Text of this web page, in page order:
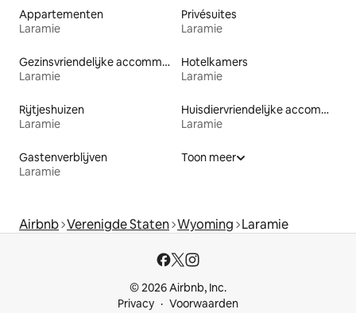
Appartementen
Laramie
Privésuites
Laramie
Gezinsvriendelijke accommodaties
Laramie
Hotelkamers
Laramie
Rijtjeshuizen
Laramie
Huisdiervriendelijke accommodaties
Laramie
Gastenverblijven
Laramie
Toon meer
Airbnb Verenigde Staten Wyoming Laramie
© 2026 Airbnb, Inc.
Privacy
Voorwaarden